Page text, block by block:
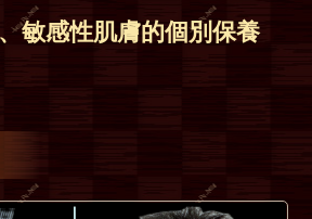
敏感性肌膚的個別保養